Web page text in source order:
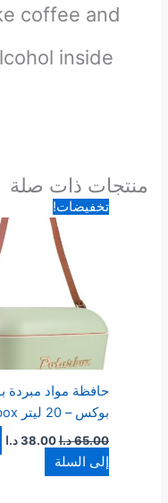
coffee and
inside
منتجات ذات صلة
تخفيضات!
حافظة مواد مبردة
بوكس – 20 ليتر Polarbox
65.00د.ا
السعر
الأصلي
هو:
65.00 د.ا.
38.00 د.ا
إلى السلة